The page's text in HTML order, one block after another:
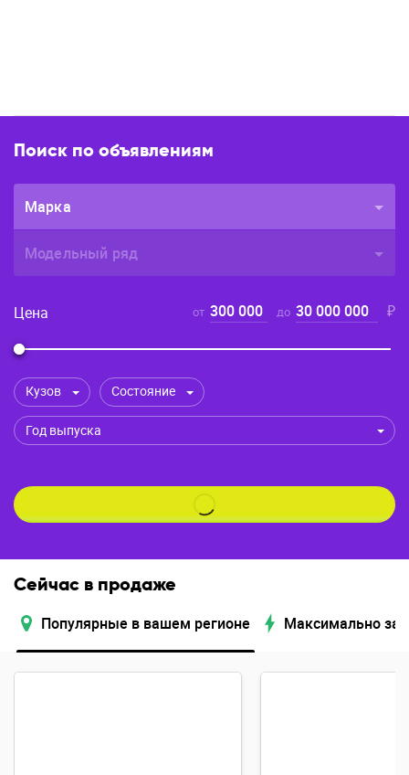
Поиск по объявлениям
Марка
Модельный ряд
Цена от 300 000 до 30 000 000 ₽
Кузов Состояние
Год выпуска
Сейчас в продаже
Популярные в вашем регионе Максимально